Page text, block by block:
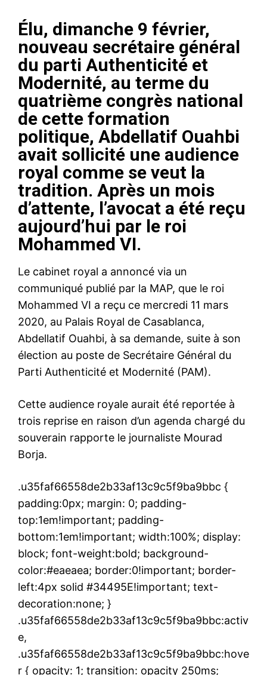
Élu, dimanche 9 février,
nouveau secrétaire général
du parti Authenticité et
Modernité, au terme du
quatrième congrès national
de cette formation
politique, Abdellatif Ouahbi
avait sollicité une audience
royal comme se veut la
tradition. Après un mois
d’attente, l’avocat a été reçu
aujourd’hui par le roi
Mohammed VI.
Le cabinet royal a annoncé via un
communiqué publié par la MAP, que le roi
Mohammed VI a reçu ce mercredi 11 mars
2020, au Palais Royal de Casablanca,
Abdellatif Ouahbi, à sa demande, suite à son
élection au poste de Secrétaire Général du
Parti Authenticité et Modernité (PAM).
Cette audience royale aurait été reportée à
trois reprise en raison d’un agenda chargé du
souverain rapporte le journaliste Mourad
Borja.
.u35faf66558de2b33af13c9c5f9ba9bbc {
padding:0px; margin: 0; padding-
top:1em!important; padding-
bottom:1em!important; width:100%; display:
block; font-weight:bold; background-
color:#eaeaea; border:0!important; border-
left:4px solid #34495E!important; text-
decoration:none; }
.u35faf66558de2b33af13c9c5f9ba9bbc:activ
e,
.u35faf66558de2b33af13c9c5f9ba9bbc:hove
r { opacity: 1; transition: opacity 250ms;